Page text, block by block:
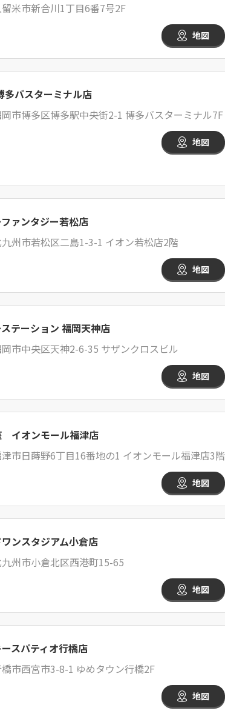
米市新合川1丁目6番7号2F
地図
バスターミナル店
市博多区博多駅中央街2-1 博多バスターミナル7F
地図
ァンタジー若松店
州市若松区二島1-3-1 イオン若松店2階
地図
テーション 福岡天神店
市中央区天神2-6-35 サザンクロスビル
地図
イオンモール福津店
市日蒔野6丁目16番地の1 イオンモール福津店3階
地図
ンスタジアム小倉店
州市小倉北区西港町15-65
地図
スパティオ行橋店
市西宮市3-8-1 ゆめタウン行橋2F
地図